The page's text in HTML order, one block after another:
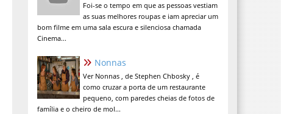
Foi-se o tempo em que as pessoas vestiam
as suas melhores roupas e iam apreciar um
bom filme em uma sala escura e silenciosa chamada
Cinema...
Nonnas
Ver Nonnas , de Stephen Chbosky , é
como cruzar a porta de um restaurante
pequeno, com paredes cheias de fotos de
família e o cheiro de mol...